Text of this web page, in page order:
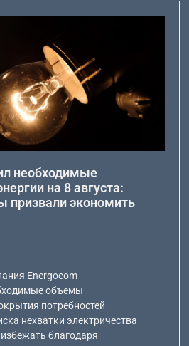
необходимые
на 8 августа:
призвали экономить
Energocom
объемы
потребностей
нехватки электричества
благодаря